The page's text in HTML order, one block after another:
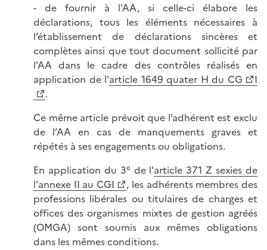
- de fournir à l'AA, si celle-ci élabore les
déclarations, tous les éléments nécessaires à
l’établissement de déclarations sincères et
complètes ainsi que tout document sollicité par
l'AA dans le cadre des contrôles réalisés en
application de l'article 1649 quater H du CG
I
.
Ce même article prévoit que l’adhérent est exclu
de l’AA en cas de manquements graves et
répétés à ses engagements ou obligations.
En application du 3° de l'article 371 Z sexies de
l'annexe II au CGI
, les adhérents membres des
professions libérales ou titulaires de charges et
offices des organismes mixtes de gestion agréés
(OMGA) sont soumis aux mêmes obligations
dans les mêmes conditions.